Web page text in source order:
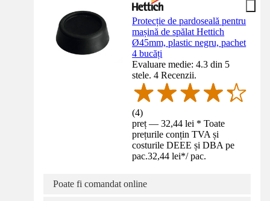
Protecție de pardoseală pentru
mașină de spălat Hettich
Ø45mm, plastic negru, pachet
4 bucăți
Evaluare medie: 4.3 din 5
stele. 4 Recenzii.
(4)
preț — 32,44 lei * Toate
prețurile conțin TVA și
costurile DEEE și DBA pe
pac.32,44 lei*/ pac.
Poate fi comandat online